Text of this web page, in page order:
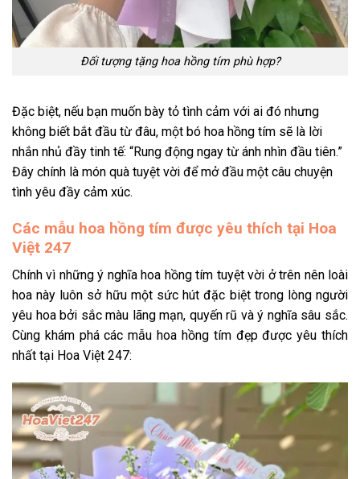
Đối tượng tặng hoa hồng tím phù hợp?
Đặc biệt, nếu bạn muốn bày tỏ tình cảm với ai đó nhưng
không biết bắt đầu từ đâu, một bó hoa hồng tím sẽ là lời
nhắn nhủ đầy tinh tế: “Rung động ngay từ ánh nhìn đầu tiên.”
Đây chính là món quà tuyệt vời để mở đầu một câu chuyện
tình yêu đầy cảm xúc.
Các mẫu hoa hồng tím được yêu thích tại Hoa
Việt 247
Chính vì nhữngý nghĩa hoa hồng tím tuyệt vời ở trên nên loài
hoa này luôn sở hữu một sức hút đặc biệt trong lòng người
yêu hoa bởi sắc màu lãng mạn, quyến rũ và ý nghĩa sâu sắc.
Cùng khám phá các mẫu hoa hồng tím đẹpđược yêu thích
nhất tại Hoa Việt 247: